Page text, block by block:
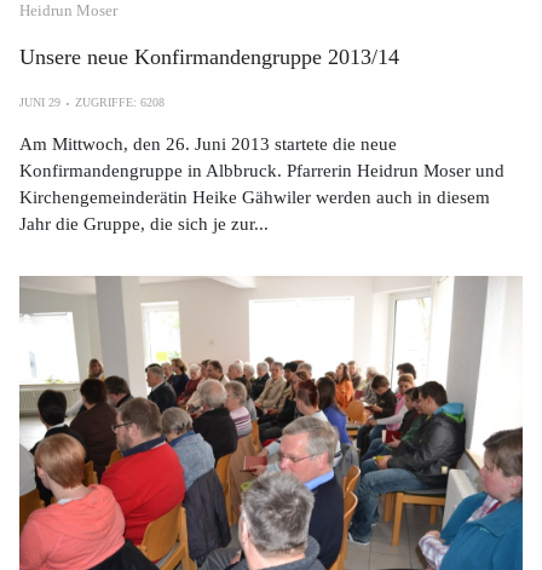
Heidrun Moser
Unsere neue Konfirmandengruppe 2013/14
JUNI 29 ZUGRIFFE: 6208
Am Mittwoch, den 26. Juni 2013 startete die neue
Konfirmandengruppe in Albbruck. Pfarrerin Heidrun Moser und
Kirchengemeinderätin Heike Gähwiler werden auch in diesem
Jahr die Gruppe, die sich je zur...